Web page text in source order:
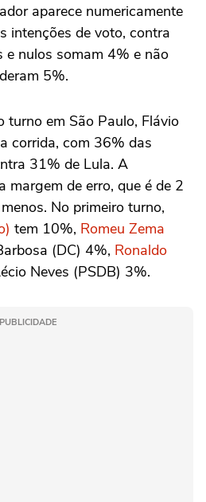
aparece numericamente
intenções de voto, contra
e nulos somam 4% e não
5%.
turno em São Paulo, Flávio
corrida, com 36% das
31% de Lula. A
margem de erro, que é de 2
No primeiro turno,
tem 10%, Romeu Zema
(DC) 4%, Ronaldo
Neves (PSDB) 3%.
PUBLICIDADE